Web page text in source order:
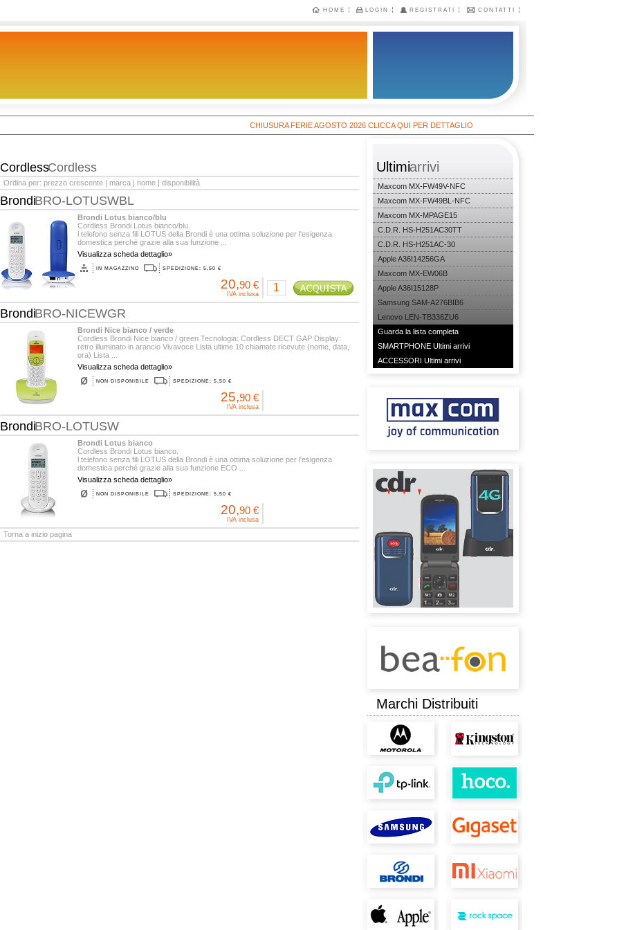
HOME LOGIN REGISTRATI CONTATTI
CHIUSURA FERIE AGOSTO 2026 CLICCA QUI PER DETTAGLIO
CordlessCordless
Ordina per: prezzo crescente| marca| nome| disponibilità
BrondiBRO-LOTUSWBL
Brondi Lotus bianco/blu
Cordless Brondi Lotus bianco/blu.
l telefono senza fili LOTUS della Brondi è una ottima soluzione per l'esigenza
domestica perché grazie alla sua funzione ...
Visualizza scheda dettaglio»
IN MAGAZZINO SPEDIZIONE: 5,50 €
20,90 €
IVA inclusa
BrondiBRO-NICEWGR
Brondi Nice bianco / verde
Cordless Brondi Nice bianco / green Tecnologia: Cordless DECT GAP Display:
retro illuminato in arancio Vivavoce Lista ultime 10 chiamate ricevute (nome, data,
ora) Lista ...
Visualizza scheda dettaglio»
NON DISPONIBILE SPEDIZIONE: 5,50 €
25,90 €
IVA inclusa
BrondiBRO-LOTUSW
Brondi Lotus bianco
Cordless Brondi Lotus bianco.
l telefono senza fili LOTUS della Brondi è una ottima soluzione per l'esigenza
domestica perché grazie alla sua funzione ECO ...
Visualizza scheda dettaglio»
NON DISPONIBILE SPEDIZIONE: 5,50 €
20,90 €
IVA inclusa
Torna a inizio pagina
Ultimiarrivi
Maxcom MX-FW49V-NFC
Maxcom MX-FW49BL-NFC
Maxcom MX-MPAGE15
C.D.R. HS-H251AC30TT
C.D.R. HS-H251AC-30
Apple A36I14256GA
Maxcom MX-EW06B
Apple A36I15128P
Samsung SAM-A276BIB6
Lenovo LEN-TB336ZU6
Guarda la lista completa
SMARTPHONE Ultimi arrivi
ACCESSORI Ultimi arrivi
Marchi Distribuiti